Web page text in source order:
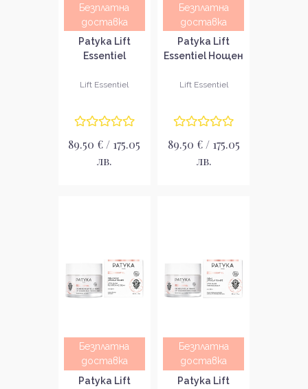
Безплатна
доставка
Patyka Lift
Essentiel
лифтинг крем
румена кожа
Lift Essentiel
89.50 € / 175.05
лв.
Безплатна
доставка
Patyka Lift
Essentiel Нощен
лифтинг крем
Lift Essentiel
89.50 € / 175.05
лв.
Безплатна
доставка
Patyka Lift
Безплатна
доставка
Patyka Lift